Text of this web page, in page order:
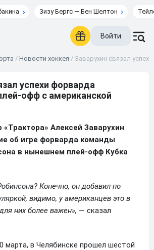
Зизу Бергс — Бен Шелтон
Войти
/ Новости хоккея / Заварухин связал
успехи форварда
офф с американской
«Трактора» Алексей Заварухин
об игре форварда команды
в нынешнем плей-офф Кубка
Конечно, он добавил по
видимо, у американцев это в
них более важен», — сказал
марта, в Челябинске прошел шестой